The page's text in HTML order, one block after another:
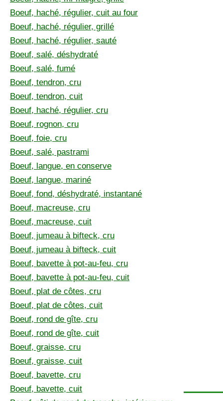
Boeuf, haché, régulier, cuit au four
Boeuf, haché, régulier, grillé
Boeuf, haché, régulier, sauté
Boeuf, salé, déshydraté
Boeuf, salé, fumé
Boeuf, tendron, cru
Boeuf, tendron, cuit
Boeuf, haché, régulier, cru
Boeuf, rognon, cru
Boeuf, foie, cru
Boeuf, salé, pastrami
Boeuf, langue, en conserve
Boeuf, langue, mariné
Boeuf, fond, déshydraté, instantané
Boeuf, macreuse, cru
Boeuf, macreuse, cuit
Boeuf, jumeau à bifteck, cru
Boeuf, jumeau à bifteck, cuit
Boeuf, bavette à pot-au-feu, cru
Boeuf, bavette à pot-au-feu, cuit
Boeuf, plat de côtes, cru
Boeuf, plat de côtes, cuit
Boeuf, rond de gîte, cru
Boeuf, rond de gîte, cuit
Boeuf, graisse, cru
Boeuf, graisse, cuit
Boeuf, bavette, cru
Boeuf, bavette, cuit